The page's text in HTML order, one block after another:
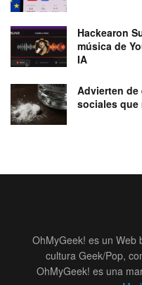
Hackearon
música de
IA
Advierten
sociales que
OhMyGeek! es un Web
cultura Geek/Pop,
OhMyGeek! es una